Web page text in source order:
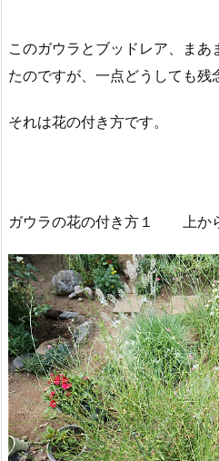
このガウラとブッドレア、まあ
たのですが、一点どうしても残
それは花の付き方です。
ガウラの花の付き方１ 上か